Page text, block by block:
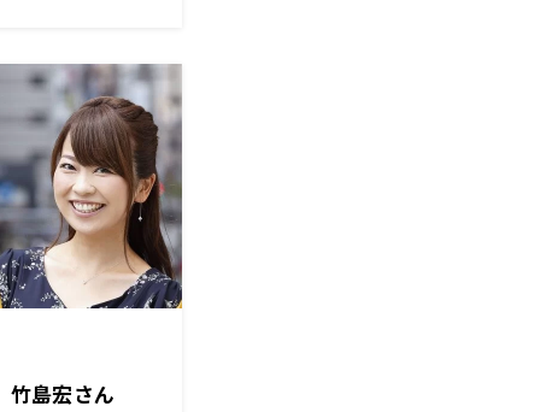
竹島宏さん